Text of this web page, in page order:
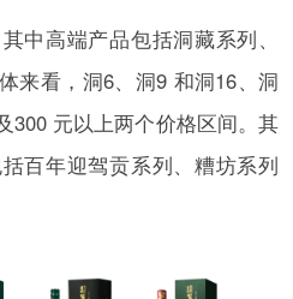
中高端产品包括洞藏系列、
来看，洞6、洞9 和洞16、洞
300 元以上两个价格区间。其
百年迎驾贡系列、糟坊系列